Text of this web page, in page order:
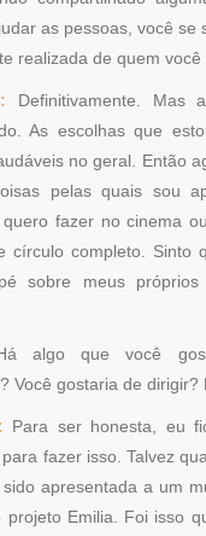
as pessoas, você se
realizada de quem
Definitivamente. Mas
As escolhas que
​​no geral. Então
pelas quais sou
fazer no cinema
círculo completo. Sinto
sobre meus
algo que você
Você gostaria de dirigir?
Para ser honesta, eu
fazer isso. Talvez
apresentada a um
projeto Emilia. Foi isso